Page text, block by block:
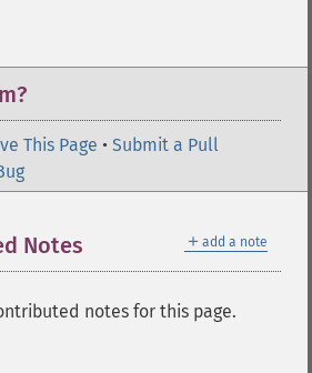
This Page • Submit a Pull
＋ add a note
Notes
notes for this page.